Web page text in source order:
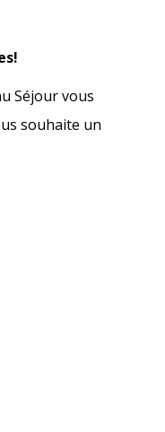
Séjour vous
souhaite un